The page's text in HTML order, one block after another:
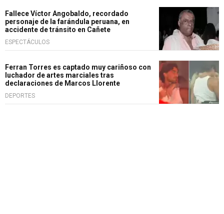
Fallece Víctor Angobaldo, recordado
personaje de la farándula peruana, en
accidente de tránsito en Cañete
ESPECTÁCULOS
Ferran Torres es captado muy cariñoso con
luchador de artes marciales tras
declaraciones de Marcos Llorente
DEPORTES